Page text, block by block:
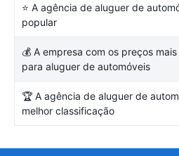
⭐ A agência de aluguer de
popular
💰 A empresa com os preços
para aluguer de automóveis
🏆 A agência de aluguer de
melhor classificação